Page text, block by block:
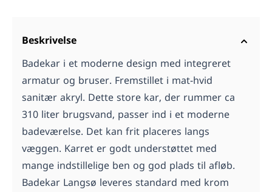
Beskrivelse
Badekar i et moderne design med integreret
armatur og bruser. Fremstillet i mat-hvid
sanitær akryl. Dette store kar, der rummer ca
310 liter brugsvand, passer ind i et moderne
badeværelse. Det kan frit placeres langs
væggen. Karret er godt understøttet med
mange indstillelige ben og god plads til afløb.
Badekar Langsø leveres standard med krom